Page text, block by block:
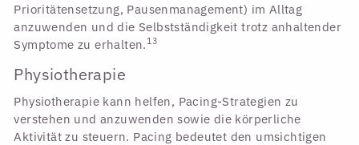
Prioritätensetzung, Pausenmanagement) im Alltag
anzuwenden und die Selbstständigkeit trotz anhaltender
Symptome zu erhalten. 13
Physiotherapie
Physiotherapie kann helfen, Pacing-Strategien zu
verstehen und anzuwenden sowie die körperliche
Aktivität zu steuern. Pacing bedeutet den umsichtigen